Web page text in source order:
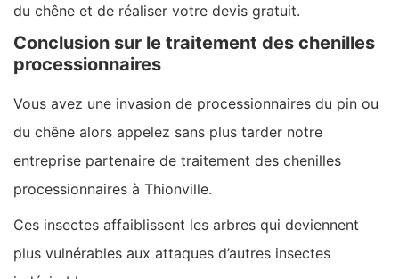
du chêne et de réaliser votre devis gratuit.
Conclusion sur le traitement des chenilles
processionnaires
Vous avez une invasion de processionnaires du pin ou
du chêne alors appelez sans plus tarder notre
entreprise partenaire de traitement des chenilles
processionnaires à Thionville.
Ces insectes affaiblissent les arbres qui deviennent
plus vulnérables aux attaques d’autres insectes